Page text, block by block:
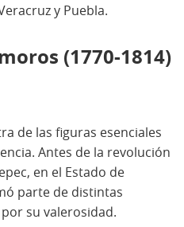
y Puebla.
(1770-1814)
de las figuras esenciales
Antes de la revolución
en el Estado de
parte de distintas
su valerosidad.